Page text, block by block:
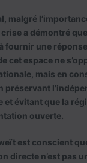
malgré
a démontré
fournir une
cet espace ne
mais en
préservant
et évitant que la
ouverte.
est conscient
directe n’est pas